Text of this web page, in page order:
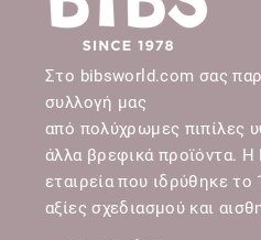
Στο bibsworld.com σας
συλλογή μας
από πολύχρωμες πιπίλες
άλλα βρεφικά προϊόντα. Η
εταιρεία που ιδρύθηκε το
αξίες σχεδιασμού και